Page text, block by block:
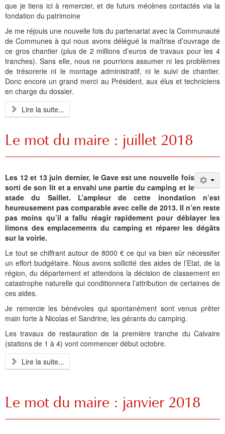
Liens touristiques
Montagne
Villes
Culture et découverte
Sports d'hivers et thermes
Le XXe siécle
Recensement de 1385
Le monument aux morts
Le moulin
Les chemins
Les savoir-faire
Services aux personnes
Réalisations
PLU 2020
PLU 2011 - Règlement
Équipements
Aménagements
Projets
Réalisations
Budget et finances
Budgets primitifs
Comptes administratifs
Fiscalité
Bulletins municipaux
État civil
Naissances
Mentions légales et politique de confidentialité
Collèges aux alentours
Lycées aux alentours
Services publics
Services aux jeunes
Administrations
Santé / Social
Maisons de retraite
Transports
Récit de voyage en 1645
Le calvaire
Le vieux pont
Le Musée
La maison de retraite
Les accueils
que je tiens ici à remercier, et de futurs mécènes contactés via la
fondation du patrimoine
Je me réjouis une nouvelle fois du partenariat avec la Communauté
de Communes à qui nous avons délégué la maîtrise d’ouvrage de
ce gros chantier (plus de 2 millions d’euros de travaux pour les 4
tranches). Sans elle, nous ne pourrions assumer ni les problèmes
de trésorerie ni le montage administratif, ni le suivi de chantier.
Donc encore un grand merci au Président, aux élus et techniciens
en charge du dossier.
Lire la suite...
Le mot du maire : juillet 2018
Les 12 et 13 juin dernier, le Gave est une nouvelle fois
sorti de son lit et a envahi une partie du camping et le
stade du Saillet. L’ampleur de cette inondation n’est
heureusement pas comparable avec celle de 2013. Il n’en reste
pas moins qu’il a fallu réagir rapidement pour déblayer les
limons des emplacements du camping et réparer les dégâts
sur la voirie.
Le tout se chiffrant autour de 8000 € ce qui va bien sûr nécessiter
un effort budgétaire. Nous avons sollicité des aides de l’Etat, de la
région, du département et attendons la décision de classement en
catastrophe naturelle qui conditionnera l’attribution de certaines de
ces aides.
Je remercie les bénévoles qui spontanément sont venus prêter
main forte à Nicolas et Sandrine, les gérants du camping.
Les travaux de restauration de la première tranche du Calvaire
(stations de 1 à 4) vont commencer début octobre.
Lire la suite...
Le mot du maire : janvier 2018